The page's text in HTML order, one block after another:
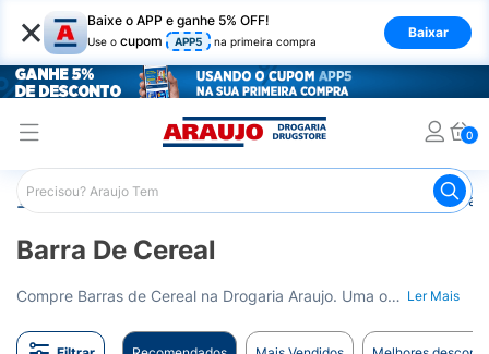
× Baixe o APP e ganhe 5% OFF!
Use o cupom APP5 na primeira compra
Baixar
0
Araujo Nutrição Saudável Barra de Cereal
Barra De Cereal
Compre Barras de Cereal na Drogaria Araujo. Uma opção nutritiva e prática para o seu lanche. Entrega para todo o Brasil. Ler Mais